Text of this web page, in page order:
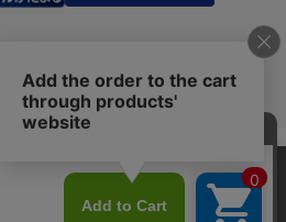
商取引法に基づく表示
利用規約 採用情報
ーカー、エース公式サイト
店ならではの豊富なラインナップでご紹介！
富な品揃え・安心のメーカー直営ストア
性向上のため、クッ
す。クッキーについ
承諾する
最近、4人がこの商品をカートに入れました